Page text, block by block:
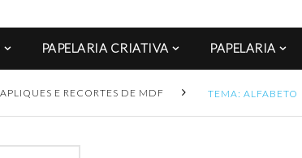
PAPELARIA CRIATIVA PAPELARIA
APLIQUES E RECORTES DE MDF TEMA: ALFABETO